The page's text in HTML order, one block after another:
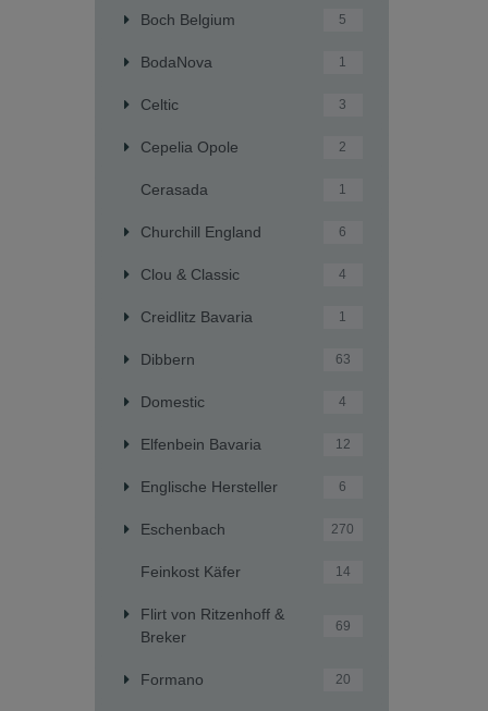
Boch Belgium 5
BodaNova 1
Celtic 3
Cepelia Opole 2
Cerasada 1
Churchill England 6
Clou & Classic 4
Creidlitz Bavaria 1
Dibbern 63
Domestic 4
Elfenbein Bavaria 12
Englische Hersteller 6
Eschenbach 270
Feinkost Käfer 14
Flirt von Ritzenhoff &
Breker
69
Formano 20